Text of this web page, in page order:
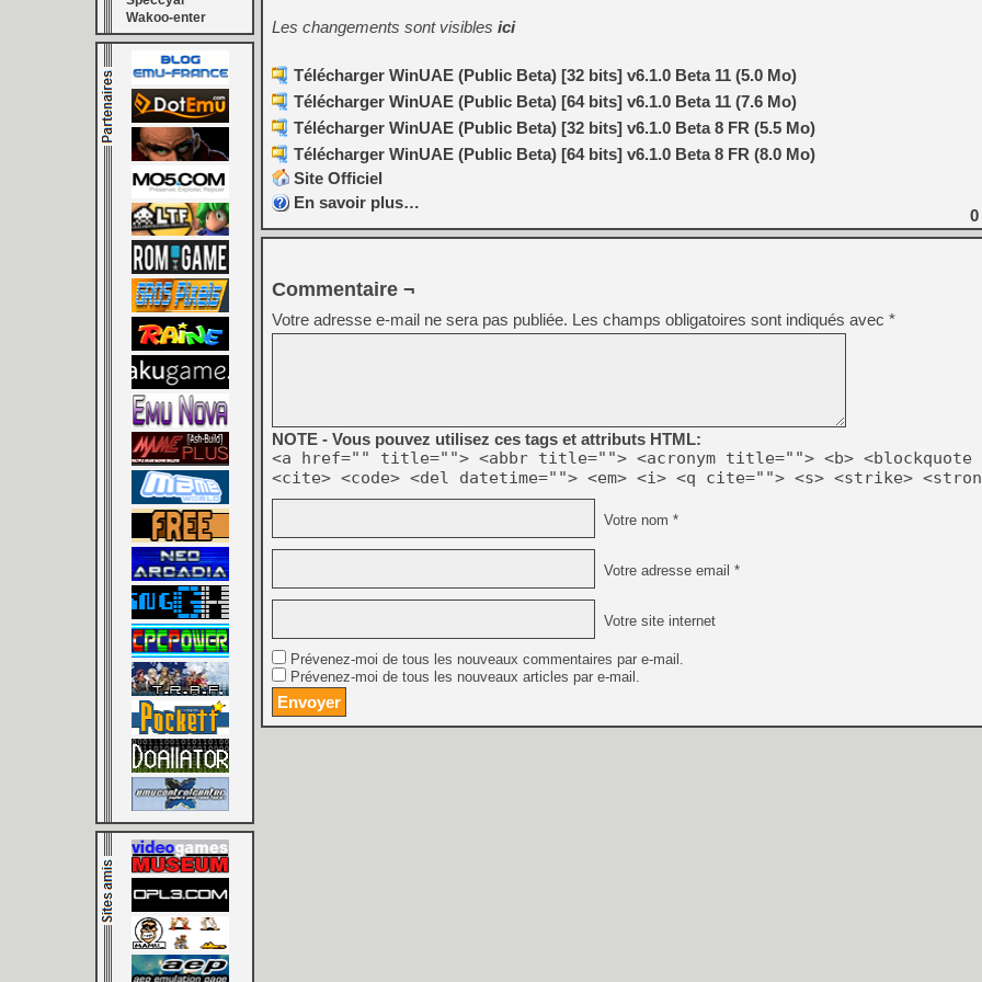
[Mo5] DOOM arrive en
[GK] Bethesda fête les 30
[GK] Roblox : l'action en
[GK] Agenda - GeForce
[GK] Devolver Digital en a
[LS] [PS5] ps5-y2jb-
[GK] Pourquoi Marvel
[GK] Test : Restory : Chill
[GK] GTA 6 : Rockstar
[GK] Hot Wheels Infinite
[GK] Mémoire cash -
[GK] Résultats Nintendo :
[GK] Dans ce jeu de
Wakoo-enter
Les changements sont visibles ici
Télécharger WinUAE (Public Beta) [32 bits] v6.1.0 Beta 11 (5.0 Mo)
Télécharger WinUAE (Public Beta) [64 bits] v6.1.0 Beta 11 (7.6 Mo)
Télécharger WinUAE (Public Beta) [32 bits] v6.1.0 Beta 8 FR (5.5 Mo)
Télécharger WinUAE (Public Beta) [64 bits] v6.1.0 Beta 8 FR (8.0 Mo)
Site Officiel
En savoir plus…
0
Commentaire ¬
Votre adresse e-mail ne sera pas publiée. Les champs obligatoires sont indiqués avec *
NOTE - Vous pouvez utilisez ces tags et attributs HTML:
<a href="" title=""> <abbr title=""> <acronym title=""> <b> <blockquote
<cite> <code> <del datetime=""> <em> <i> <q cite=""> <s> <strike>
Votre nom *
Votre adresse email *
Votre site internet
Prévenez-moi de tous les nouveaux commentaires par e-mail.
Prévenez-moi de tous les nouveaux articles par e-mail.